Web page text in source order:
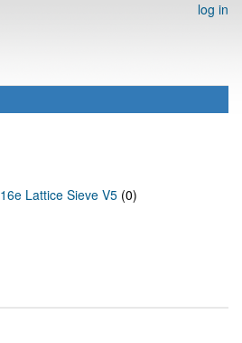
log in
16e Lattice Sieve V5 (0)